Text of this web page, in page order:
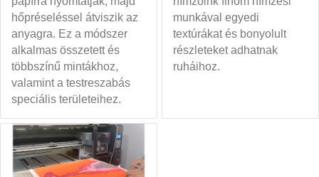
hőpréseléssel átviszik az
anyagra. Ez a módszer
alkalmas összetett és
többszínű mintákhoz,
valamint a testreszabás
speciális területeihez.
munkával egyedi
textúrákat és bonyolult
részleteket adhatnak
ruháihoz.